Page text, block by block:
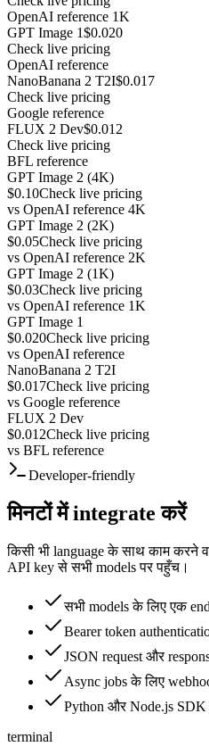
OpenAI reference 1K
GPT Image 1$0.020
Check live pricing
OpenAI reference
NanoBanana 2 T2I$0.017
Check live pricing
Google reference
FLUX 2 Dev$0.012
Check live pricing
BFL reference
GPT Image 2 (4K)
$0.10Check live pricing
vs OpenAI reference 4K
GPT Image 2 (2K)
$0.05Check live pricing
vs OpenAI reference 2K
GPT Image 2 (1K)
$0.03Check live pricing
vs OpenAI reference 1K
GPT Image 1
$0.020Check live pricing
vs OpenAI reference
NanoBanana 2 T2I
$0.017Check live pricing
vs Google reference
FLUX 2 Dev
$0.012Check live pricing
vs BFL reference
Developer-friendly
मिनटों में integrate करें
किसी भी language के साथ काम करने
API key से सभी models पर पहुँच।
सभी models के लिए एक
Bearer token
JSON request और
Async jobs के लिए
Python और Node.js SDK
terminal